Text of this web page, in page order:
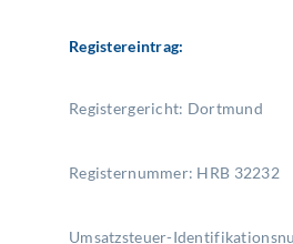
Registereintrag:
Registergericht: Dortmund
Registernummer: HRB 32232
Umsatzsteuer-